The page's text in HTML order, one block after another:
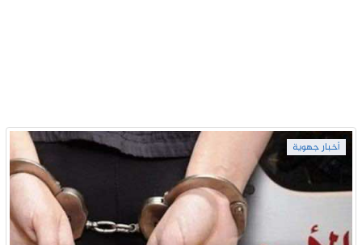
أخبار جهوية